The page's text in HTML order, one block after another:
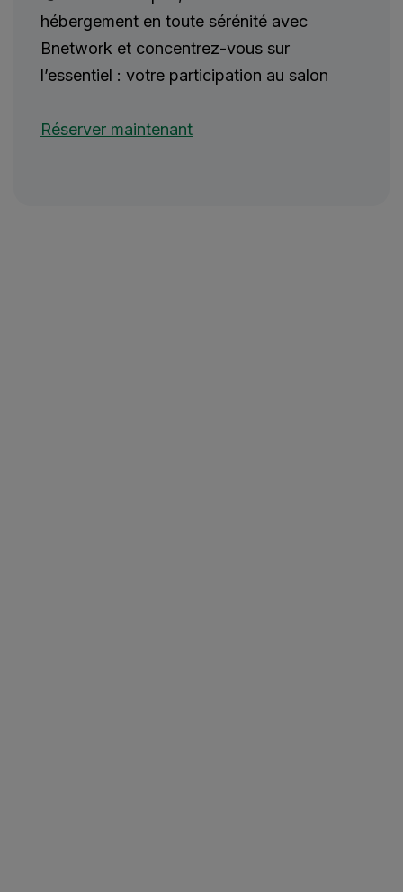
hébergement en toute sérénité avec
Bnetwork et concentrez-vous sur
l’essentiel : votre participation au salon
Réserver maintenant